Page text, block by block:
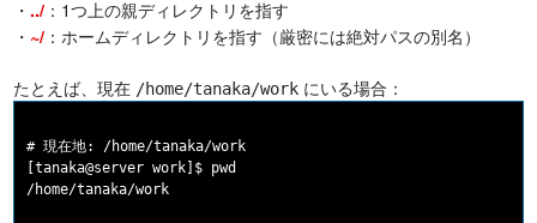
・ ../ ：1つ上の親ディレクトリを指す
・ ~/ ：ホームディレクトリを指す（厳密には絶対パスの別名）
たとえば、現在 /home/tanaka/work にいる場合：
# 現在地: /home/tanaka/work
[tanaka@server work]$ pwd
/home/tanaka/work